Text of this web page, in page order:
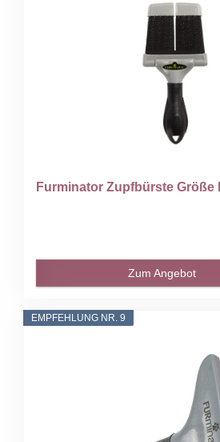
Furminator Zupfbürste Größe
Zum Angebot
EMPFEHLUNG NR. 9